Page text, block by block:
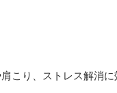
こり、ストレス解消に